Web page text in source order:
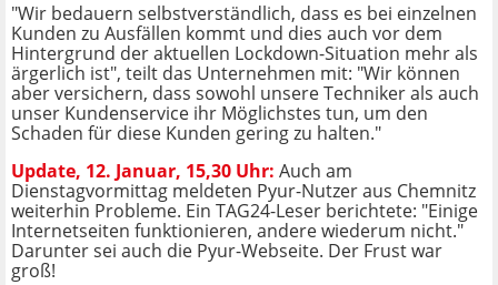
"Wir bedauern selbstverständlich, dass es bei einzelnen
Kunden zu Ausfällen kommt und dies auch vor dem
Hintergrund der aktuellen Lockdown-Situation mehr als
ärgerlich ist", teilt das Unternehmen mit: "Wir können
aber versichern, dass sowohl unsere Techniker als auch
unser Kundenservice ihr Möglichstes tun, um den
Schaden für diese Kunden gering zu halten."
Update, 12. Januar, 15,30 Uhr: Auch am
Dienstagvormittag meldeten Pyur-Nutzer aus Chemnitz
weiterhin Probleme. Ein TAG24-Leser berichtete: "Einige
Internetseiten funktionieren, andere wiederum nicht."
Darunter sei auch die Pyur-Webseite. Der Frust war
groß!